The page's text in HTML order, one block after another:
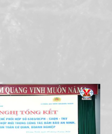
Ninh tiếp tục nâng cao
đảm an ninh, an toàn khai